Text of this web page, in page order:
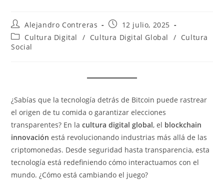
Autor
de
la
entrada:
Alejandro Contreras
Entrada
publicada:
12 julio, 2025
Categoría
de
Cultura Digital / Cultura Digital Global / Cultura
Social
¿Sabías que la tecnología detrás de Bitcoin puede rastrear
el origen de tu comida o garantizar elecciones
transparentes? En lacultura digital global, el blockchain
innovación está revolucionando industrias más allá de las
criptomonedas. Desde seguridad hasta transparencia, esta
tecnología está redefiniendo cómo interactuamos con el
mundo. ¿Cómo está cambiando el juego?